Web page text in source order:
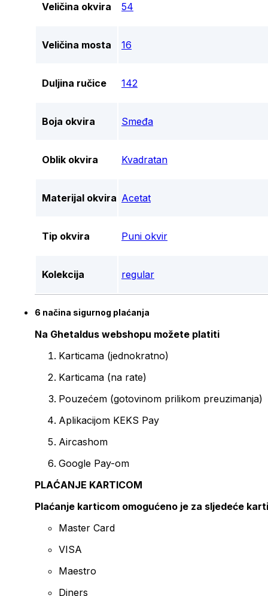
Veličina okvira 54
Veličina mosta 16
Duljina ručice 142
Boja okvira Smeđa
Oblik okvira Kvadratan
Materijal okvira Acetat
Tip okvira Puni okvir
Kolekcija regular
6 načina sigurnog plaćanja
Na Ghetaldus webshopu možete platiti
Karticama (jednokratno)
Karticama (na rate)
Pouzećem (gotovinom prilikom preuzimanja)
Aplikacijom KEKS Pay
Aircashom
Google Pay-om
PLAĆANJE KARTICOM
Plaćanje karticom omogućeno je za sljedeće
Master Card
VISA
Maestro
Diners